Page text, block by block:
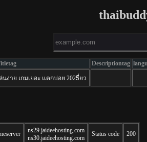
Descriptiontag
นง่าย เกมเยอะ แตกบ่อย 2025ี่ยว
ns29.jaideehosting.com
ns30.jaideehosting.com
Status code 200